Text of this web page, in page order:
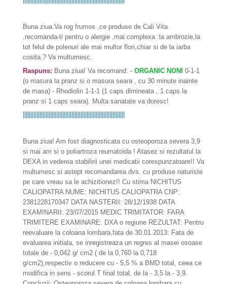
Buna ziua.Va rog frumos ,ce produse de Cali Vita
,recomanda-ti pentru o alergie ,mai complexa :la ambrozie,la
tot felul de polenuri ale mai multor flori,chiar si de la iarba
cosita.? Va multumesc.
Raspuns: Buna ziua! Va recomand: - ORGANIC NONI 0-1-1
(o masura la pranz si o masura seara , cu 30 minute inainte
de masa) - Rhodiolin 1-1-1 (1 caps dimineata , 1 caps la
pranz si 1 caps seara). Multa sanatate va doresc!
Buna ziua! Am fost diagnosticata cu osteoporoza severa 3,9
si mai am si o poliartroza reumatoida ! Atasez si rezultatul la
DEXA in vederea stabilirii unei medicatii corespunzatoare!! Va
multumesc si astept recomandarea dvs. cu produse naturiste
pe care vreau sa le achizitionez!! Cu stima NICHITUS
CALIOPATRA NUME: NICHITUS CALIOPATRA CNP:
2381228170347 DATA NASTERII: 28/12/1938 DATA
EXAMINARII: 23/07/2015 MEDIC TRIMITATOR: FARA
TRIMITERE EXAMINARE: DXA o regiune REZULTAT: Pentru
reevaluare la coloana lombara,fata de 30.01.2013: Fata de
evaluarea initiala, se inregistreaza un regres al masei osoase
totale de - 0,042 g/ cm2 ( de la 0,760 la 0,718
g/cm2),respectiv o reducere cu - 5,5 % a BMD total, ceea ce
modifica in sens - scorul T final total, de la - 3,5 la - 3,9.